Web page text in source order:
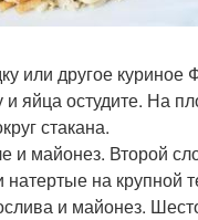
или другое
яйца остудите. На
стакана.
майонез. Второй
на крупной
и майонез.